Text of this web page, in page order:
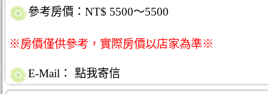
參考房價：NT$ 5500～5500
※房價僅供參考，實際房價以店家為準※
E-Mail： 點我寄信